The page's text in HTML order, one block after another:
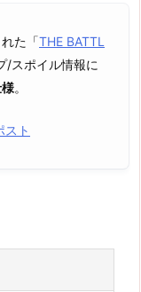
た「THE BATTL
/スポイル情報に
。
スト